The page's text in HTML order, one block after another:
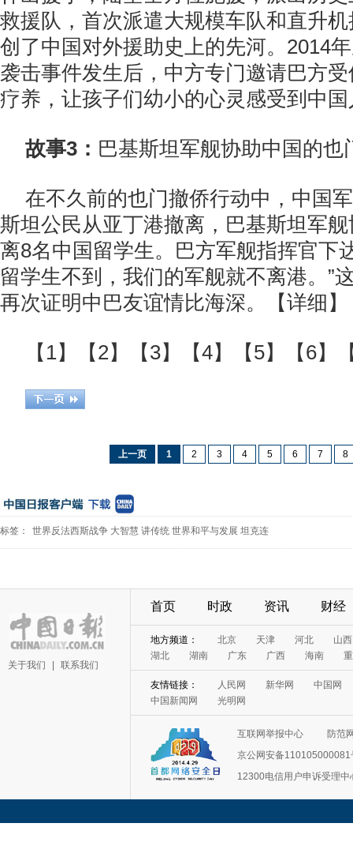
救援队，首次派遣大规模车队和直升
创了中国对外援助史上的先河。2014
袭击事件发生后，中方专门邀请巴方
疗养，让孩子们幼小的心灵感受到中
故事3： 巴基斯坦军舰协助中国的也
在不久前的也门撤侨行动中，中国
斯坦公民从亚丁港撤离，巴基斯坦军
离8名中国留学生。巴方军舰指挥官下
留学生不到，我们的军舰就不离港。”
再次证明中巴友谊情比海深。【详细】
【1】【2】【3】【4】【5】【6】
上一页 1 2 3 4 5 6 7 8
标签： 世界反法西斯战争 大智慧 讲传统 世界和平与发展 坦克连
关于我们 联系我们
首页 时政 资讯 财经
地方频道： 北京 天津 河北
山西
湖北
湖南 广东 广西 海南
友情链接： 人民网 新华网
中国网
中国新闻网
光明网
互联网举报中心
防范
京公网安备110105000081
12300电信用户申诉受理中